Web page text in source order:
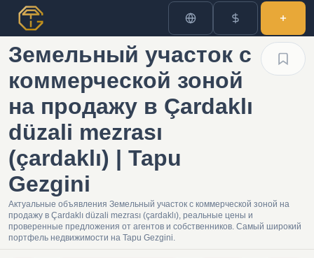
Земельный участок с
коммерческой зоной
на продажу в Çardaklı
düzali mezrası
(çardaklı) | Tapu
Gezgini
Актуальные объявления Земельный участок с коммерческой зоной на
продажу в Çardaklı düzali mezrası (çardaklı), реальные цены и
проверенные предложения от агентов и собственников. Самый широкий
портфель недвижимости на Tapu Gezgini.